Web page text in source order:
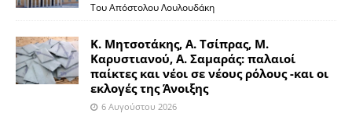
Του Απόστολου Λουλουδάκη
Κ. Μητσοτάκης, Α. Τσίπρας, Μ.
Καρυστιανού, Α. Σαμαράς: παλαιοί
παίκτες και νέοι σε νέους ρόλους -και οι
εκλογές της Άνοιξης
6 Αυγούστου 2026